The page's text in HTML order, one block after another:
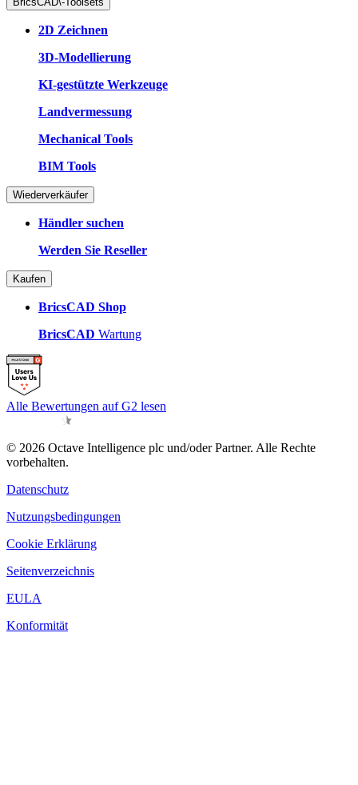
2D Zeichnen
3D-Modellierung
KI-gestützte Werkzeuge
Landvermessung
Mechanical Tools
BIM Tools
Wiederverkäufer
Händler suchen
Werden Sie Reseller
Kaufen
BricsCAD Shop
BricsCAD Wartung
Alle Bewertungen auf G2 lesen
© 2026 Octave Intelligence plc und/oder Partner. Alle Rechte
vorbehalten.
Datenschutz
Nutzungsbedingungen
Cookie Erklärung
Seitenverzeichnis
EULA
Konformität